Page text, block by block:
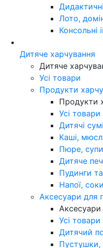
Лото,
Консольні
Дитяче харчування
Дитяче
Усі товари
Продукти
Продукти
Усі товари
Дитячі
Каші,
Пюре,
Дитяче
Пудинги
Напої,
Аксесуари для
Аксесуари
Усі товари
Дитячий
Пустушки,